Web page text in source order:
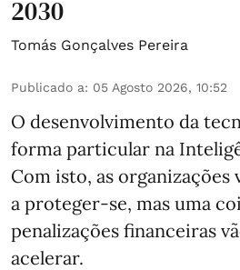
2030
Tomás Gonçalves Pereira
Publicado a: 05 Agosto 2026, 10:52
O desenvolvimento da
forma particular na
Com isto, as organizações
a proteger-se, mas uma
penalizações financeiras
acelerar.